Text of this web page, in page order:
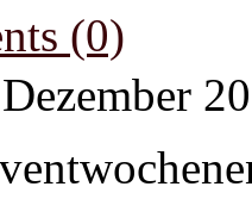
(0)